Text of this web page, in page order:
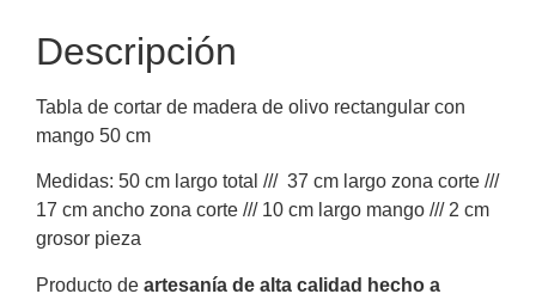
Descripción
Tabla de cortar de madera de olivo rectangular con
mango 50 cm
Medidas: 50 cm largo total /// 37 cm largo zona corte ///
17 cm ancho zona corte /// 10 cm largo mango /// 2 cm
grosor pieza
Producto de artesanía de alta calidad hecho a